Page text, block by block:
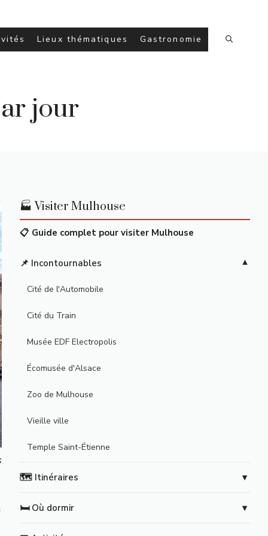
Lieux thématiques Gastronomie
jour
🏭 Visiter Mulhouse
📋 Guide complet pour visiter Mulhouse
📌 Incontournables
Cité de l'Automobile
Cité du Train
Musée EDF Electropolis
Écomusée d'Alsace
Zoo de Mulhouse
Vieille ville
Temple Saint-Étienne
🗺️ Itinéraires
🛏️ Où dormir